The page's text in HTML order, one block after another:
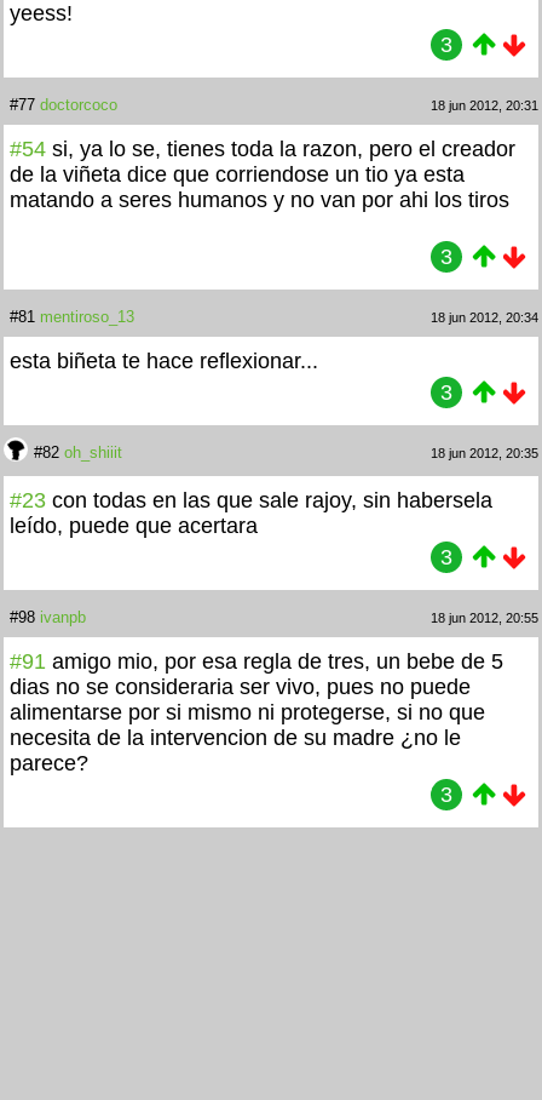
yeess!
3
#77 doctorcoco 18 jun 2012, 20:31
#54 si, ya lo se, tienes toda la razon, pero el creador
de la viñeta dice que corriendose un tio ya esta
matando a seres humanos y no van por ahi los tiros
3
#81 mentiroso_13 18 jun 2012, 20:34
esta biñeta te hace reflexionar...
3
#82 oh_shiiit 18 jun 2012, 20:35
#23 con todas en las que sale rajoy, sin habersela
leído, puede que acertara
3
#98 ivanpb 18 jun 2012, 20:55
#91 amigo mio, por esa regla de tres, un bebe de 5
dias no se consideraria ser vivo, pues no puede
alimentarse por si mismo ni protegerse, si no que
necesita de la intervencion de su madre ¿no le
parece?
3